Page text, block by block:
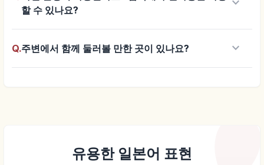
할 수 있나요?
Q.주변에서 함께 둘러볼 만한 곳이 있나요? keyboard_arrow_down
유용한 일본어 표현